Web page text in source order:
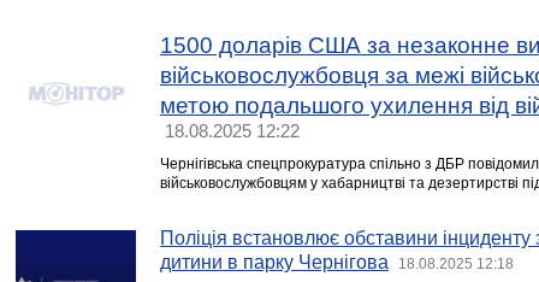
1500 доларів США за незаконне
військовослужбовця за межі
метою подальшого ухилення від
18.08.2025 12:22
Чернігівська спецпрокуратура спільно з ДБР
військовослужбовцям у хабарництві та дезертирстві
Поліція встановлює обставини інциденту
дитини в парку Чернігова
18.08.2025 12:18